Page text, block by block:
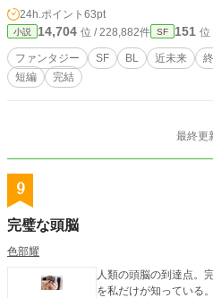
24h.ポイント 63pt
小説 14,704 位 / 228,882件 SF 151 位
ファンタジー SF BL 近未来
短編
完結
最終更
9
完璧な頭脳
色部耀
人類の頭脳の到達点。
を私だけが知っている。